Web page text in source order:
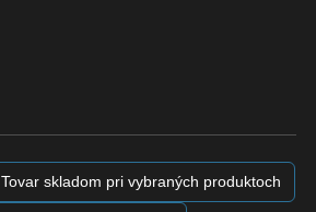
Tovar skladom pri vybraných produktoch